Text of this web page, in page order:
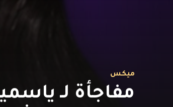
ميكس
مفاجأة لـ